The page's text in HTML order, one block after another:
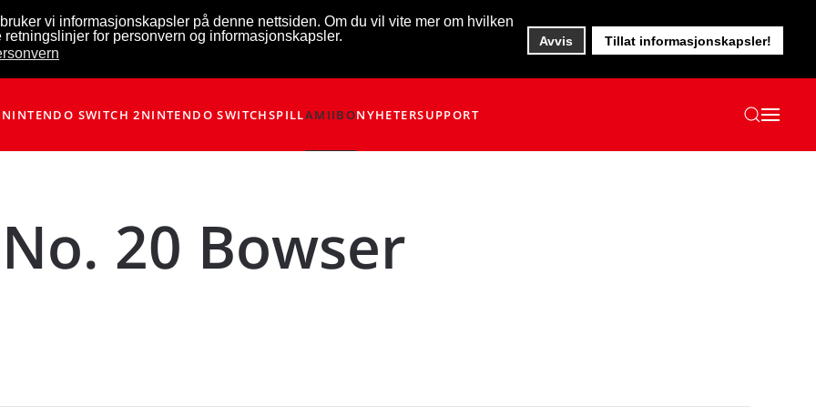
vi informasjonskapsler på denne nettsiden. Om du vil vite mer om hvilken
for personvern og informasjonskapsler.
Avvis Tillat informasjonskapsler!
NINTENDO SWITCH 2NINTENDO SWITCHSPILLAMIIBONYHETERSUPPORT
No. 20 Bowser